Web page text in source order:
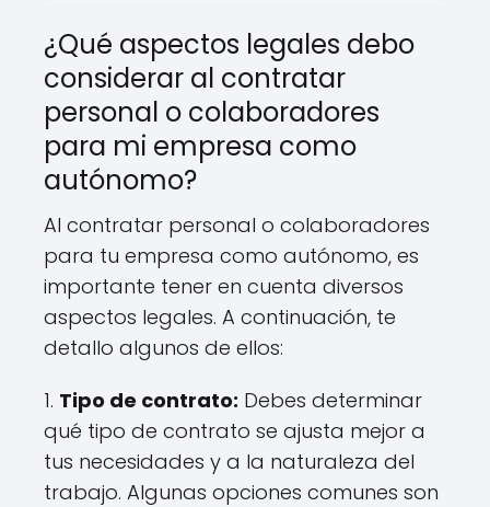
¿Qué aspectos legales debo
considerar al contratar
personal o colaboradores
para mi empresa como
autónomo?
Al contratar personal o colaboradores
para tu empresa como autónomo, es
importante tener en cuenta diversos
aspectos legales. A continuación, te
detallo algunos de ellos:
1. Tipo de contrato: Debes determinar
qué tipo de contrato se ajusta mejor a
tus necesidades y a la naturaleza del
trabajo. Algunas opciones comunes son